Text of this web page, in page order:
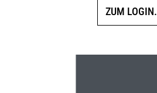
ZUM LOGIN.